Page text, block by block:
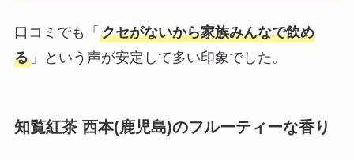
口コミでも「 クセがないから家族みんなで飲め
る」という声が安定して多い印象でした。
知覧紅茶 西本(鹿児島)のフルーティーな香り